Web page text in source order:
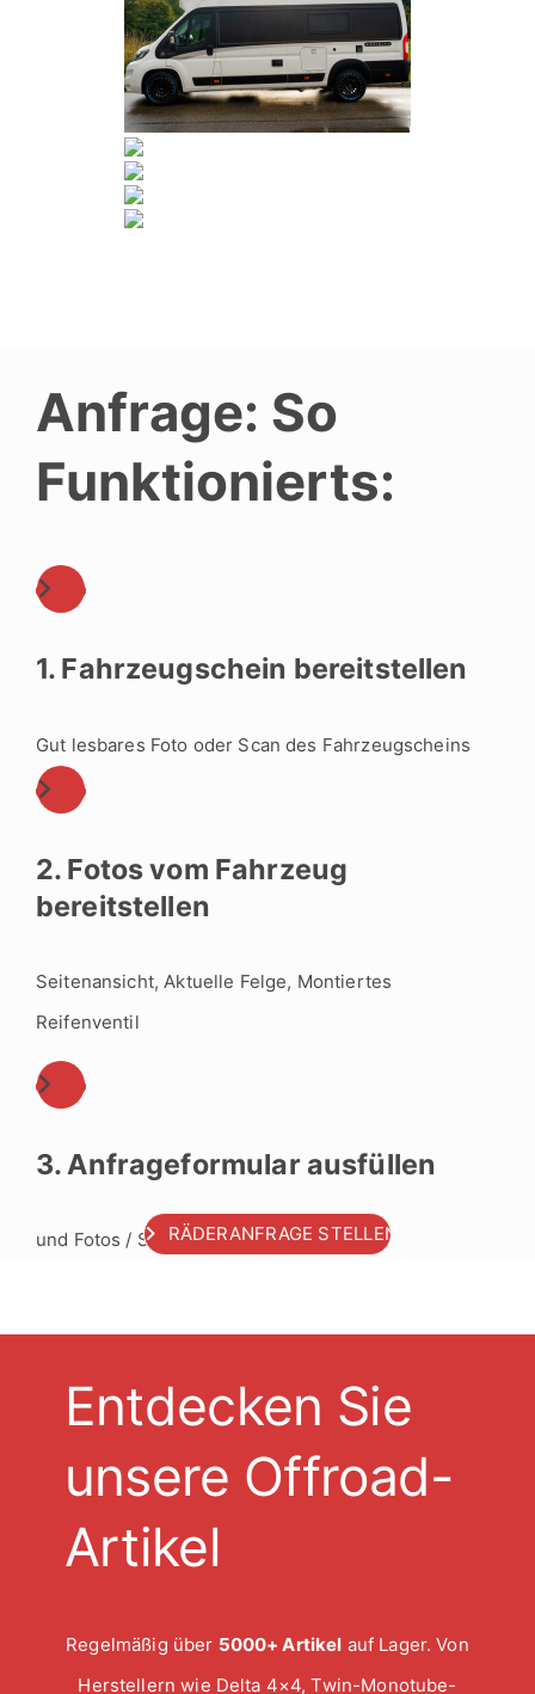
Anfrage: So
Funktionierts:
1. Fahrzeugschein bereitstellen
Gut lesbares Foto oder Scan des Fahrzeugscheins
2. Fotos vom Fahrzeug
bereitstellen
Seitenansicht, Aktuelle Felge, Montiertes
Reifenventil
3. Anfrageformular ausfüllen
und Fotos / Scans hochladen
RÄDERANFRAGE STELLEN
Entdecken Sie
unsere Offroad-
Artikel
Regelmäßig über 5000+ Artikel auf Lager. Von
Herstellern wie Delta 4×4, Twin-Monotube-